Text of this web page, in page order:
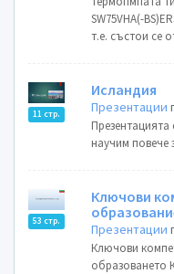
SW75VHA(-
т.е. състои се
11 стр.
Исландия
Презентации
научим повече
53 стр.
Ключови
Презентации
Ключови
образоването